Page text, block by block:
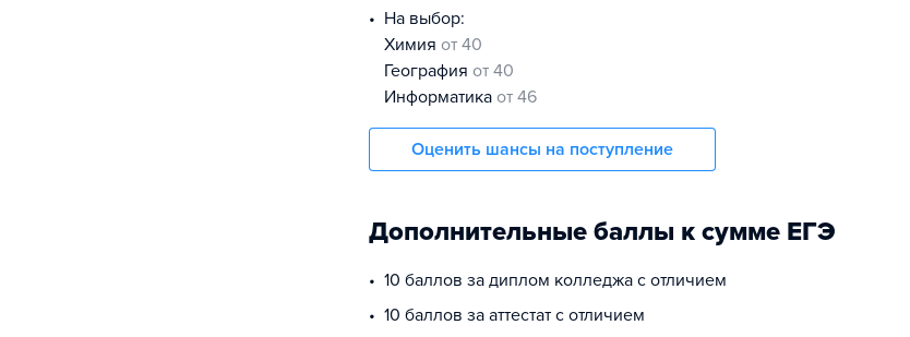
На выбор:
химия от 40
география от 40
информатика от 46
Оценить шансы на поступление
Дополнительные баллы к сумме ЕГЭ
10 баллов за диплом колледжа с отличием
10 баллов за аттестат с отличием